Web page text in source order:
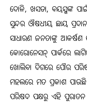
ଦୋଳି, ଖସଡା, ବୟସ୍କଙ୍କ
ସୁନ୍ଦର ଔଷଧୀୟ ଛାୟ
ସାଧାରଣ ଜନତାଙ୍କୁ
କୋରୋନେସନ୍‍ ପାର୍କରେ
ଖୋଲିବା ଦିଗରେ ପୌର
ମହଲରେ ମତ ପ୍ରକାଶ
ପରିଷଦ ପକ୍ଷରୁ ଏହି ପୁରାତନ